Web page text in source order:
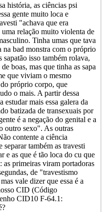
história, as ciências psi
gente muito loca e
"achava que era
relação muito violenta de
Tinha umas que tava
na bad monstra com o próprio
isso também rolava,
boas, mas que tinha as sapa
que viviam o mesmo
próprio corpo, que
o mais. A partir dessa
estudar mais essa galera da
batizada de transexuais por
é a negação do genital e a
outro sexo". As outras
contente a ciência
separar também as travesti
e as que é tão loca do cu que
primeiras viram portadoras
de "travestismo
vale dizer que essa é a
CID (Código
CID10 F-64.1: